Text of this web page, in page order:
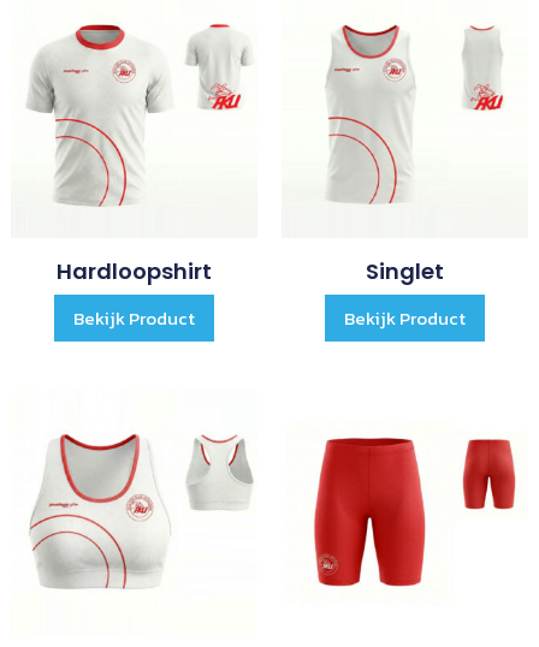
Hardloopshirt
Bekijk Product
Singlet
Bekijk Product